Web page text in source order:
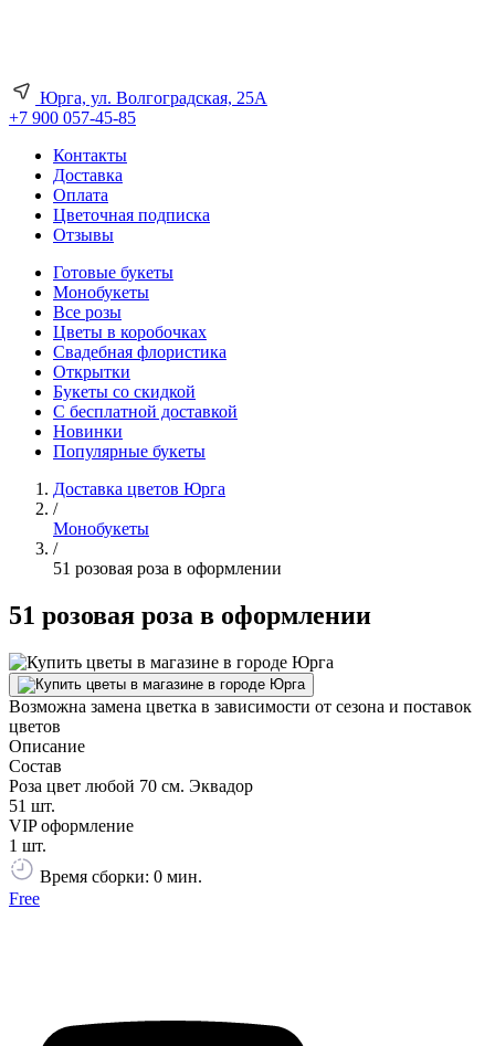
Юрга, ул. Волгоградская, 25А
+7 900 057-45-85
Контакты
Доставка
Оплата
Цветочная подписка
Отзывы
Готовые букеты
Монобукеты
Все розы
Цветы в коробочках
Свадебная флористика
Открытки
Букеты со скидкой
С бесплатной доставкой
Новинки
Популярные букеты
Доставка цветов Юрга
/
Монобукеты
/
51 розовая роза в оформлении
51 розовая роза в оформлении
Возможна замена цветка в зависимости от сезона и поставок
цветов
Описание
Состав
Роза цвет любой 70 см. Эквадор
51 шт.
VIP оформление
1 шт.
Время сборки: 0 мин.
Free